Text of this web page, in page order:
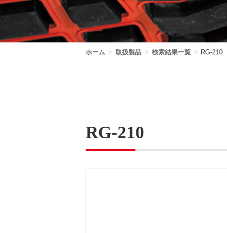
ホーム > 取扱製品 > 検索結果一覧 > RG-210
RG-210